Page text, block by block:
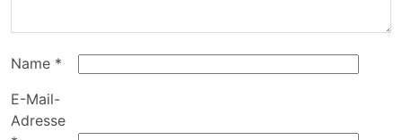
Name *
E-Mail-
Adresse